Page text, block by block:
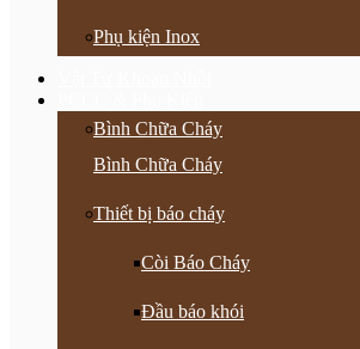
Phụ kiện Inox
Bình Chữa Cháy
Bình Chữa Cháy
Thiết bị báo cháy
Còi Báo Cháy
Đầu báo khói